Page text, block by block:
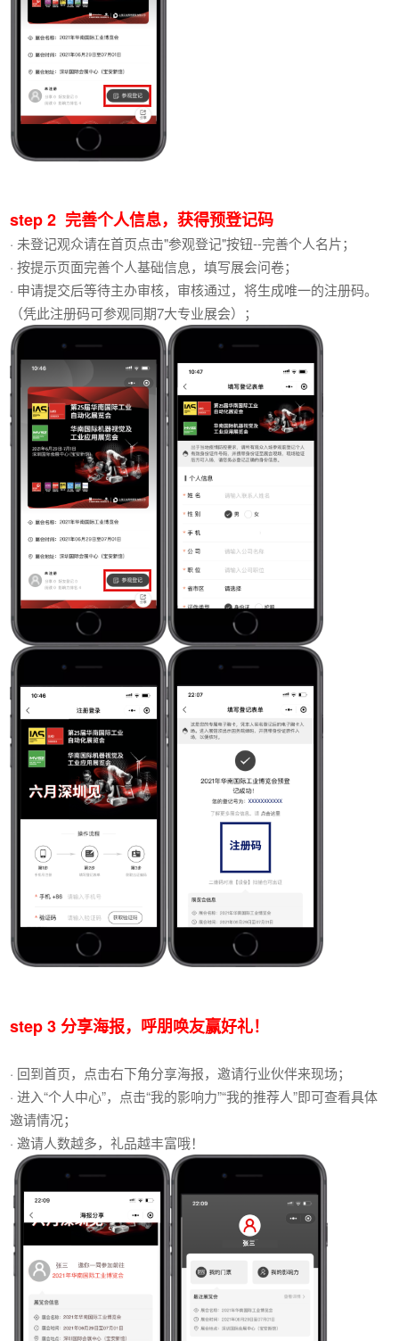
step 2 完善个人信息，获得预登记码
· 未登记观众请在首页点击"参观登记"按钮--完善个人名片；
· 按提示页面完善个人基础信息，填写展会问卷；
· 申请提交后等待主办审核，审核通过，将生成唯一的注册码。
（凭此注册码可参观同期7大专业展会）；
step 3 分享海报，呼朋唤友赢好礼！
· 回到首页，点击右下角分享海报，邀请行业伙伴来现场；
· 进入“个人中心”，点击“我的影响力”“我的推荐人”即可查看具体
邀请情况；
· 邀请人数越多，礼品越丰富哦！